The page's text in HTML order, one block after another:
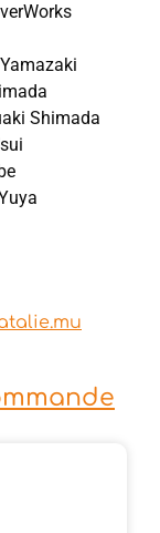
Shimada